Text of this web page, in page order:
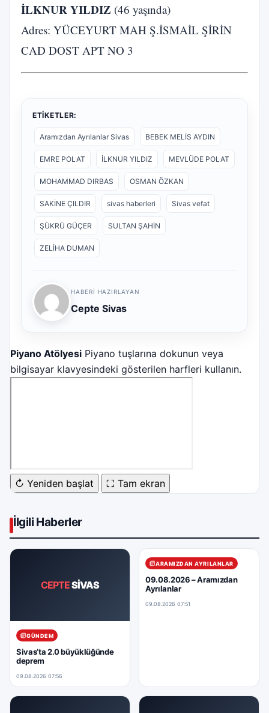
İLKNUR YILDIZ (46 yaşında)
Adres: YÜCEYURT MAH Ş.İSMAİL ŞİRİN
CAD DOST APT NO 3
ETIKETLER:
Aramızdan Ayrılanlar Sivas BEBEK MELİS AYDIN
EMRE POLAT İLKNUR YILDIZ MEVLÜDE POLAT
MOHAMMAD DIRBAS OSMAN ÖZKAN
SAKİNE ÇILDIR sivas haberleri Sivas vefat
ŞÜKRÜ GÜÇER SULTAN ŞAHİN
ZELİHA DUMAN
HABERI HAZIRLAYAN
Cepte Sivas
Piyano Atölyesi Piyano tuşlarına dokunun veya
bilgisayar klavyesindeki gösterilen harfleri kullanın.
↻ Yeniden başlat ⛶ Tam ekran
İlgili Haberler
CEPTESİVAS
GÜNDEM
Sivas’ta 2.0 büyüklüğünde
deprem
09.08.2026 07:56
ARAMIZDAN AYRILANLAR
09.08.2026 – Aramızdan
Ayrılanlar
09.08.2026 07:51